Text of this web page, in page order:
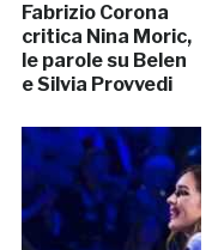
Fabrizio Corona
critica Nina Moric,
le parole su Belen
e Silvia Provvedi